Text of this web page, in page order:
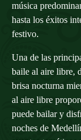
música
hasta los éxitos
festivo.
Una de las
baile al aire libre,
brisa nocturna
al aire libre
puede bailar y
noches de